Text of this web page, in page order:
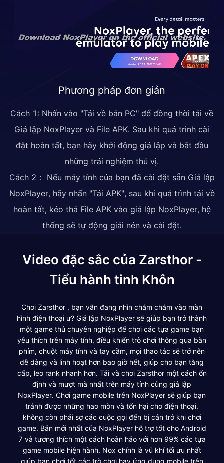
Phương pháp đơn giản
Cách 1: Nhấn vào "Tải về bản PC" để đồng thời tải về
Giả lập NoxPlayer và File APK. Sau khi quá trình cài
đặt hoàn tất, bạn hãy khởi động giả lập và bắt đầu
những trải nghiệm thú vị.
Cách 2： Nếu máy tính của bạn đã cài đặt sẵn Giả lập
NoxPlayer, hãy nhấn "Tải APK", sau khi quá trình tải về
hoàn tất, kéo thả File APK vào giả lập NoxPlayer, hệ
thống sẽ tự động giải nén và cài đặt.
Video đặc sắc của Zarsthor -
Tiểu hành tinh Khôn
Chơi Zarsthor , bạn vẫn đang nhìn chằm chằm vào màn
hình điện thoại ư? Giả lập NoxPlayer sẽ giúp bạn trở thành
một game thủ chuyên nghiệp để chơi các tựa game bạn
yêu thích trên máy tính, điều khiển trò chơi thông qua bàn
phím, chuột máy tính và tay cầm, mọi thao tác sẽ trở nên
dễ dàng và linh hoạt hơn bao giờ hết, giúp cho bạn tăng
cấp, leo rank nhanh hơn. Tải và chơi Zarsthor một cách ổn
định và mượt mà nhất trên máy tính cùng giả lập
NoxPlayer. Chơi game mobile trên NoxPlayer sẽ giúp bạn
tránh được những hao mòn và tổn hại cho điện thoại,
không còn phải sợ các cuộc gọi đến bị cản trở khi chơi
game. Bản mới nhất của NoxPlayer hỗ trợ tốt cho Android
7 và tương thích một cách hoàn hảo với hơn 99% các tựa
game mobile hiện hành. Nox chính là vũ khí tối ưu nhất
giúp bạn chơi tốt các trò chơi hay ứng dụng mobile trên